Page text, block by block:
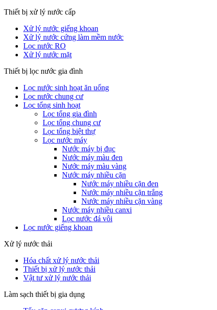
Thiết bị xử lý nước cấp
Xử lý nước giếng khoan
Xử lý nước cứng làm mềm nước
Lọc nước RO
Xử lý nước mặt
Thiết bị lọc nước gia đình
Lọc nước sinh hoạt ăn uống
Lọc nước chung cư
Lọc tổng sinh hoạt
Lọc tổng gia đình
Lọc tổng chung cư
Lọc tổng biệt thự
Lọc nước máy
Nước máy bị đục
Nước máy màu đen
Nước máy màu vàng
Nước máy nhiều cặn
Nước máy nhiều cặn đen
Nước máy nhiều cặn trắng
Nước máy nhiều cặn vàng
Nước máy nhiều canxi
Lọc nước đá vôi
Lọc nước giếng khoan
Xử lý nước thải
Hóa chất xử lý nước thải
Thiết bị xử lý nước thải
Vật tư xử lý nước thải
Làm sạch thiết bị gia dụng